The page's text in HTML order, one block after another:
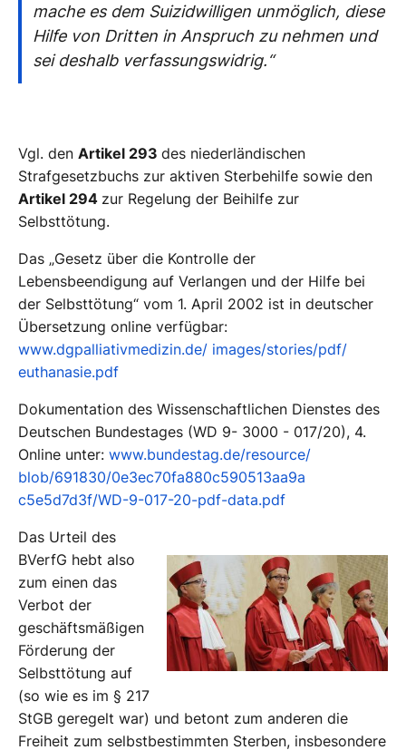
mache es dem Suizidwilligen unmöglich, diese
Hilfe von Dritten in Anspruch zu nehmen und
sei deshalb verfassungswidrig.“
Vgl. den Artikel 293 des niederländischen
Strafgesetzbuchs zur aktiven Sterbehilfe sowie den
Artikel 294 zur Regelung der Beihilfe zur
Selbsttötung.
Das „Gesetz über die Kontrolle der
Lebensbeendigung auf Verlangen und der Hilfe bei
der Selbsttötung“ vom 1. April 2002 ist in deutscher
Übersetzung online verfügbar:
www.dgpalliativmedizin.de/ images/stories/pdf/
euthanasie.pdf
Dokumentation des Wissenschaftlichen Dienstes des
Deutschen Bundestages (WD 9- 3000 - 017/20), 4.
Online unter: www.bundestag.de/resource/
blob/691830/0e3ec70fa880c590513aa9a
c5e5d7d3f/WD-9-017-20-pdf-data.pdf
Das Urteil des
BVerfG hebt also
zum einen das
Verbot der
geschäftsmäßigen
Förderung der
Selbsttötung auf
(so wie es im § 217
StGB geregelt war) und betont zum anderen die
Freiheit zum selbstbestimmten Sterben, insbesondere